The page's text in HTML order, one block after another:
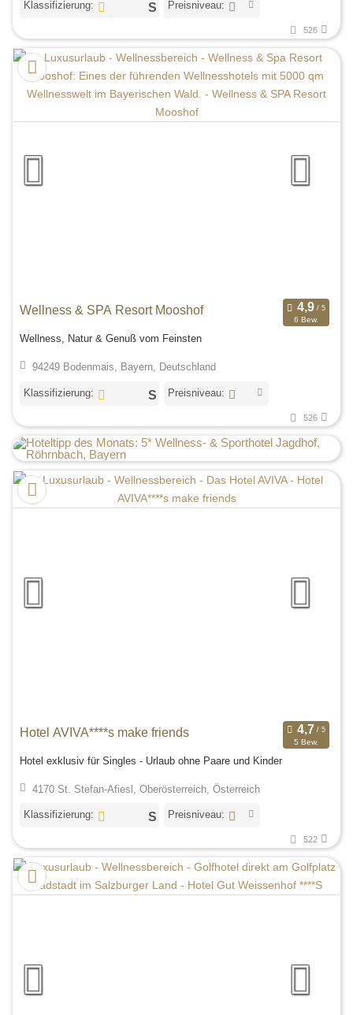
Klassifizierung: Preisniveau:
526
Wellness & SPA Resort Mooshof
6 Bew.
Wellness, Natur & Genuß vom Feinsten
94249 Bodenmais, Bayern, Deutschland
Klassifizierung: Preisniveau:
526
Hotel AVIVA****s make friends
5 Bew.
Hotel exklusiv für Singles - Urlaub ohne Paare und Kinder
4170 St. Stefan-Afiesl, Oberösterreich, Österreich
Klassifizierung: Preisniveau:
522